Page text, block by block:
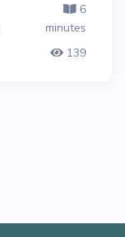
6
minutes
139